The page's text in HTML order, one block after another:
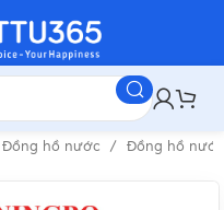
Đồng hồ nước Đồng hồ